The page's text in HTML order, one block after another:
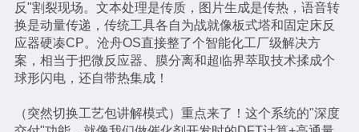
反"割裂现场。文本处理是传质，图片生成是传热，语音转
换是动量传递，传统工具各自为战就像板式塔和固定床反
应器硬凑CP。沧舟OS直接整了个智能化工厂级解决方
案，相当于把微反应器、膜分离和超临界萃取技术揉成个
球形闪电，还自带热集成！
（突然切换工艺包讲解模式）重点来了！这个系统的"深度